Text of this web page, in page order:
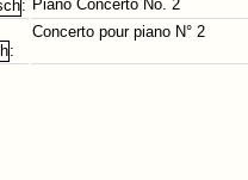
: Piano Concerto No. 2
:
Concerto pour piano N° 2